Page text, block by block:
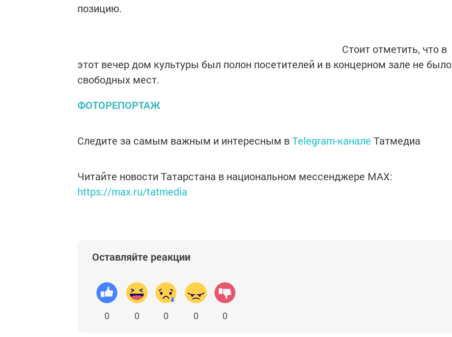
позицию.
Стоит отметить, что в
этот вечер дом культуры был полон посетителей и в концерном зале не было
свободных мест.
ФОТОРЕПОРТАЖ
Следите за самым важным и интересным вTelegram-канале Татмедиа
Читайте новости Татарстана в национальном мессенджере MАХ:
https://max.ru/tatmedia
Оставляйте реакции
0 0 0 0 0